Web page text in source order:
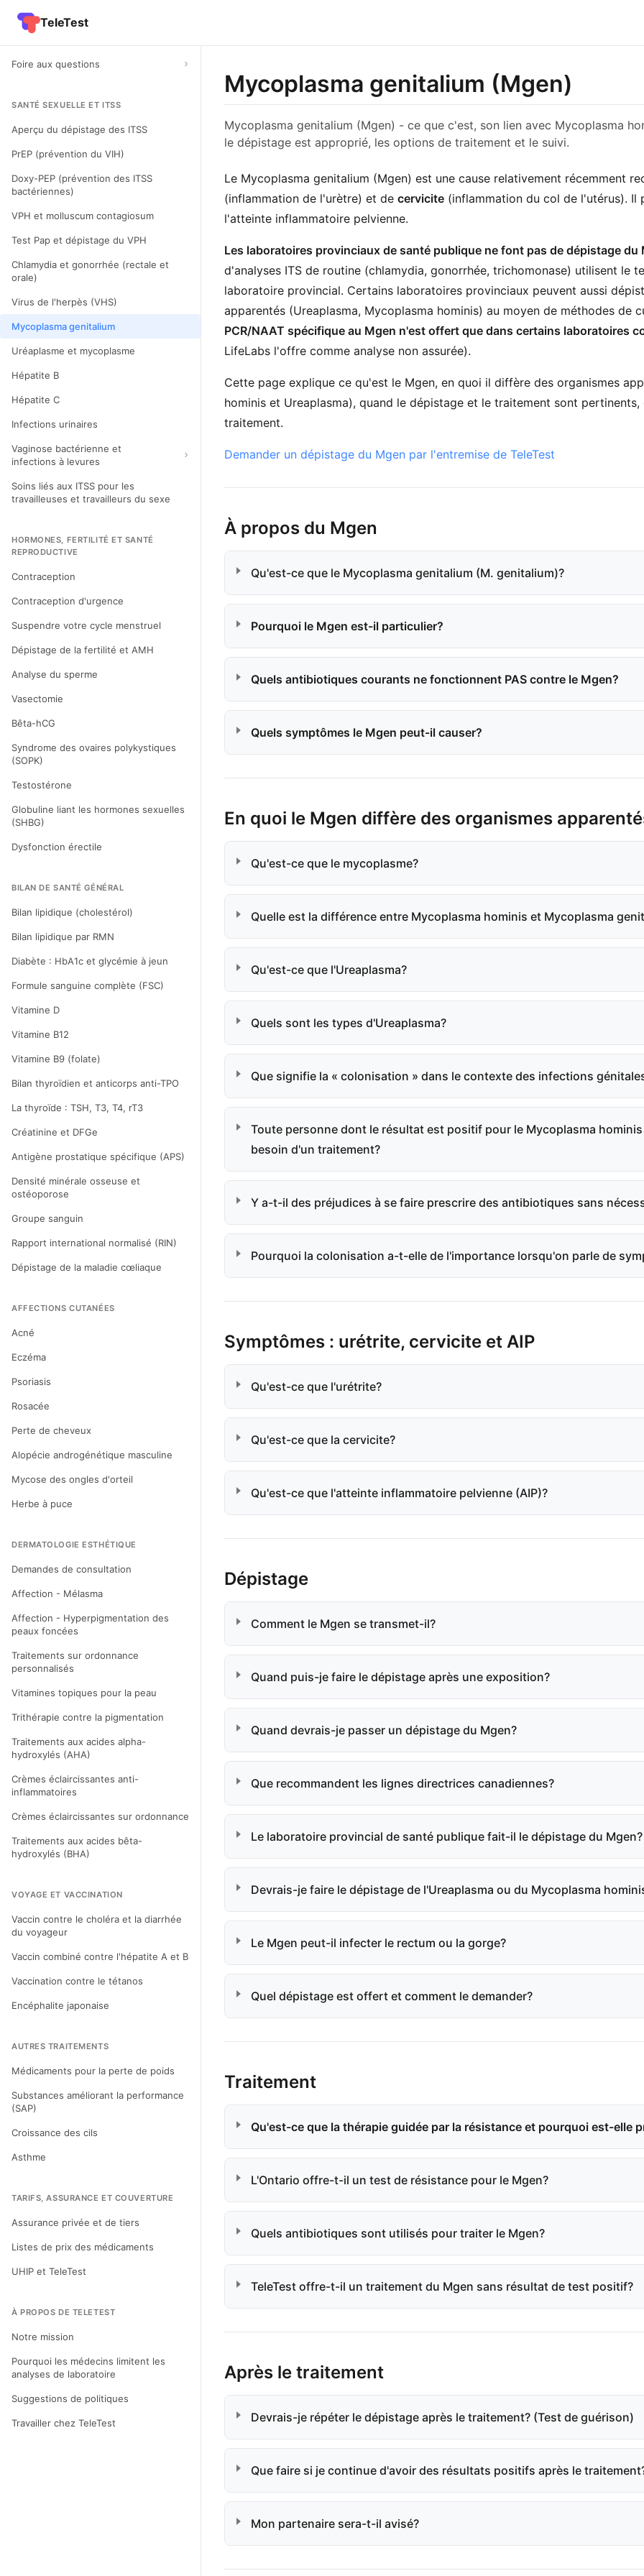
TeleTest
Foire aux questions
SANTÉ SEXUELLE ET ITSS
Aperçu du dépistage des ITSS
PrEP (prévention du VIH)
Doxy-PEP (prévention des ITSS
bactériennes)
VPH et molluscum contagiosum
Test Pap et dépistage du VPH
Chlamydia et gonorrhée (rectale et
orale)
Virus de l'herpès (VHS)
Mycoplasma genitalium
Uréaplasme et mycoplasme
Hépatite B
Hépatite C
Infections urinaires
Vaginose bactérienne et
infections à levures
Soins liés aux ITSS pour les
travailleuses et travailleurs du sexe
HORMONES, FERTILITÉ ET SANTÉ
REPRODUCTIVE
Contraception
Contraception d'urgence
Suspendre votre cycle menstruel
Dépistage de la fertilité et AMH
Analyse du sperme
Vasectomie
Bêta-hCG
Syndrome des ovaires polykystiques
(SOPK)
Testostérone
Globuline liant les hormones sexuelles
(SHBG)
Dysfonction érectile
BILAN DE SANTÉ GÉNÉRAL
Bilan lipidique (cholestérol)
Bilan lipidique par RMN
Diabète : HbA1c et glycémie à jeun
Formule sanguine complète (FSC)
Vitamine D
Vitamine B12
Vitamine B9 (folate)
Bilan thyroïdien et anticorps anti-TPO
La thyroïde : TSH, T3, T4, rT3
Créatinine et DFGe
Antigène prostatique spécifique (APS)
Densité minérale osseuse et
ostéoporose
Groupe sanguin
Rapport international normalisé (RIN)
Dépistage de la maladie cœliaque
AFFECTIONS CUTANÉES
Acné
Eczéma
Psoriasis
Rosacée
Perte de cheveux
Alopécie androgénétique masculine
Mycose des ongles d'orteil
Herbe à puce
DERMATOLOGIE ESTHÉTIQUE
Demandes de consultation
Affection - Mélasma
Affection - Hyperpigmentation des
peaux foncées
Traitements sur ordonnance
personnalisés
Vitamines topiques pour la peau
Trithérapie contre la pigmentation
Traitements aux acides alpha-
hydroxylés (AHA)
Crèmes éclaircissantes anti-
inflammatoires
Crèmes éclaircissantes sur ordonnance
Traitements aux acides bêta-
hydroxylés (BHA)
VOYAGE ET VACCINATION
Vaccin contre le choléra et la diarrhée
du voyageur
Vaccin combiné contre l'hépatite A et B
Vaccination contre le tétanos
Encéphalite japonaise
AUTRES TRAITEMENTS
Médicaments pour la perte de poids
Substances améliorant la performance
(SAP)
Croissance des cils
Asthme
TARIFS, ASSURANCE ET COUVERTURE
Assurance privée et de tiers
Listes de prix des médicaments
UHIP et TeleTest
À PROPOS DE TELETEST
Notre mission
Pourquoi les médecins limitent les
analyses de laboratoire
Suggestions de politiques
Travailler chez TeleTest
Mycoplasma genitalium (Mgen)
Mycoplasma genitalium (Mgen) - ce que c'est, son lien avec Mycoplasma
le dépistage est approprié, les options de traitement et le suivi.
Le Mycoplasma genitalium (Mgen) est une cause relativement récemment
(inflammation de l'urètre) et de cervicite (inflammation du col de l'utérus). Il
l'atteinte inflammatoire pelvienne.
Les laboratoires provinciaux de santé publique ne font pas de dépistage du
d'analyses ITS de routine (chlamydia, gonorrhée, trichomonase) utilisent le
laboratoire provincial. Certains laboratoires provinciaux peuvent aussi
apparentés (Ureaplasma, Mycoplasma hominis) au moyen de méthodes de
PCR/NAAT spécifique au Mgen n'est offert que dans certains laboratoires
LifeLabs l'offre comme analyse non assurée).
Cette page explique ce qu'est le Mgen, en quoi il diffère des organismes
hominis et Ureaplasma), quand le dépistage et le traitement sont
traitement.
Demander un dépistage du Mgen par l'entremise de TeleTest
À propos du Mgen
Qu'est-ce que le Mycoplasma genitalium (M. genitalium)?
Pourquoi le Mgen est-il particulier?
Quels antibiotiques courants ne fonctionnent PAS contre le Mgen?
Quels symptômes le Mgen peut-il causer?
En quoi le Mgen diffère des organismes
Qu'est-ce que le mycoplasme?
Quelle est la différence entre Mycoplasma hominis et Mycoplasma
Qu'est-ce que l'Ureaplasma?
Quels sont les types d'Ureaplasma?
Que signifie la « colonisation » dans le contexte des infections
Toute personne dont le résultat est positif pour le Mycoplasma
besoin d'un traitement?
Y a-t-il des préjudices à se faire prescrire des antibiotiques sans
Pourquoi la colonisation a-t-elle de l'importance lorsqu'on parle de
Symptômes : urétrite, cervicite et AIP
Qu'est-ce que l'urétrite?
Qu'est-ce que la cervicite?
Qu'est-ce que l'atteinte inflammatoire pelvienne (AIP)?
Dépistage
Comment le Mgen se transmet-il?
Quand puis-je faire le dépistage après une exposition?
Quand devrais-je passer un dépistage du Mgen?
Que recommandent les lignes directrices canadiennes?
Le laboratoire provincial de santé publique fait-il le dépistage du Mgen?
Devrais-je faire le dépistage de l'Ureaplasma ou du Mycoplasma
Le Mgen peut-il infecter le rectum ou la gorge?
Quel dépistage est offert et comment le demander?
Traitement
Qu'est-ce que la thérapie guidée par la résistance et pourquoi est-elle
L'Ontario offre-t-il un test de résistance pour le Mgen?
Quels antibiotiques sont utilisés pour traiter le Mgen?
TeleTest offre-t-il un traitement du Mgen sans résultat de test positif?
Après le traitement
Devrais-je répéter le dépistage après le traitement? (Test de guérison)
Que faire si je continue d'avoir des résultats positifs après le
Mon partenaire sera-t-il avisé?